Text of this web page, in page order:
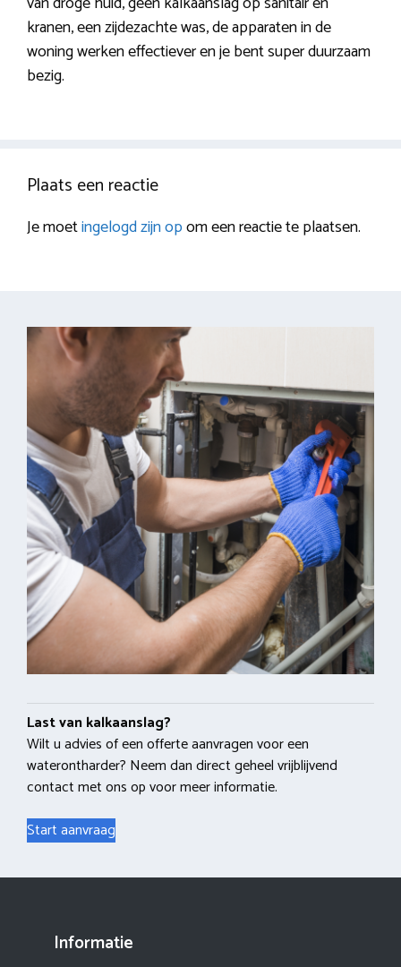
kranen, een zijdezachte was, de apparaten in de
woning werken effectiever en je bent super duurzaam
bezig.
Plaats een reactie
Je moetingelogd zijn opom een reactie te plaatsen.
Last van kalkaanslag?
Wilt u advies of een offerte aanvragen voor een
waterontharder? Neem dan direct geheel vrijblijvend
contact met ons op voor meer informatie.
Start aanvraag
Informatie